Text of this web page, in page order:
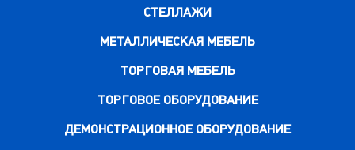
СТЕЛЛАЖИ
МЕТАЛЛИЧЕСКАЯ МЕБЕЛЬ
ТОРГОВАЯ МЕБЕЛЬ
ТОРГОВОЕ ОБОРУДОВАНИЕ
ДЕМОНСТРАЦИОННОЕ ОБОРУДОВАНИЕ